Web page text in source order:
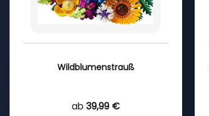
Wildblumenstrauß
ab 39,99 €